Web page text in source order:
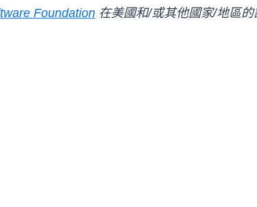
Foundation 在美國和/或其他國家/地區的